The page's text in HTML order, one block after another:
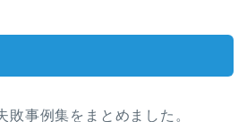
敗事例集をまとめました。